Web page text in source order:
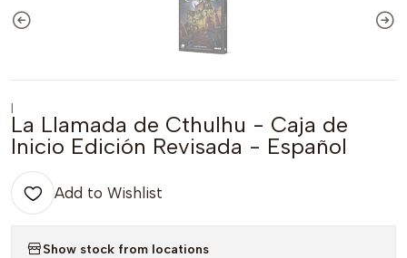
|
La Llamada de Cthulhu - Caja de
Inicio Edición Revisada - Español
Add to Wishlist
Show stock from locations